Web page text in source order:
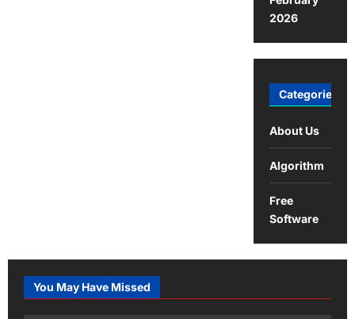
2026
Categories
About Us
Algorithm
Free
Software
You May Have Missed